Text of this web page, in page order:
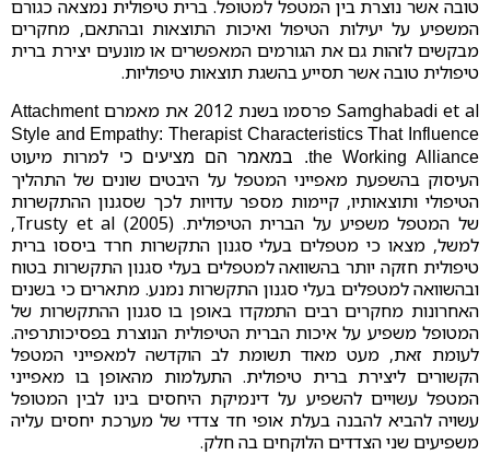
טובה אשר נוצרת בין המטפל למטופל. ברית טיפולית נמצאה כגורם
המשפיע על יעילות הטיפול ואיכות התוצאות ובהתאם, מחקרים
מבקשים לזהות גם את הגורמים המאפשרים או מונעים יצירת ברית
טיפולית טובה אשר תסייע בהשגת תוצאות טיפוליות.
Samghabadi et al פרסמו בשנת 2012 את מאמרם
Attachment
Style and Empathy: Therapist Characteristics That Influence
the Working Alliance. במאמר הם מציעים כי
למרות מיעוט
העיסוק בהשפעת מאפייני המטפל על היבטים שונים של התהליך
הטיפולי ותוצאותיו, קיימות מספר עדויות לכך שסגנון ההתקשרות
של המטפל משפיע על הברית הטיפולית. Trusty et al (2005),
למשל, מצאו כי מטפלים בעלי סגנון התקשרות חרד ביססו ברית
טיפולית חזקה יותר בהשוואה למטפלים בעלי סגנון התקשרות בטוח
ובהשוואה למטפלים בעלי סגנון התקשרות נמנע. מתארים כי בשנים
האחרונות מחקרים רבים התמקדו באופן בו סגנון ההתקשרות של
המטופל משפיע על איכות הברית הטיפולית הנוצרת בפסיכותרפיה.
לעומת זאת, מעט מאוד תשומת לב הוקדשה למאפייני המטפל
הקשורים ליצירת ברית טיפולית. התעלמות מהאופן בו מאפייני
המטפל עשויים להשפיע על דינמיקת היחסים בינו לבין המטופל
עשויה להביא להבנה בעלת אופי חד צדדי של מערכת יחסים עליה
משפיעים שני הצדדים הלוקחים בה חלק.